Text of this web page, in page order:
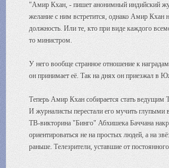
"Амир Кхан, - пишет анонимный индийский
желание с ним встретится, однако Амир Кхан
должность. Или те, кто при виде каждого
то министром.
У него вообще странное отношение к
он принимает её. Так на днях он приезжал в
Теперь Амир Кхан собирается стать
И журналисты перестали его мучить
ТВ-викторина "Бинго" Абхишека Баччана
ориентироваться не на простых людей, а на
раньше. Телезрители, уставшие от